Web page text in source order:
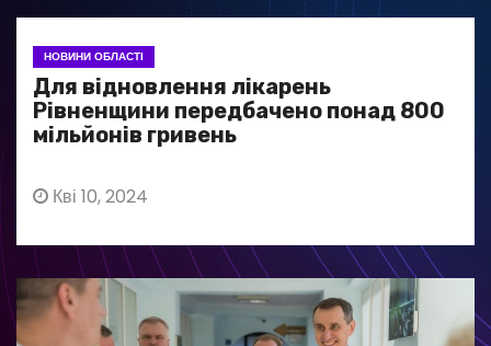
НОВИНИ ОБЛАСТІ
Для відновлення лікарень
Рівненщини передбачено понад 800
мільйонів гривень
Кві 10, 2024